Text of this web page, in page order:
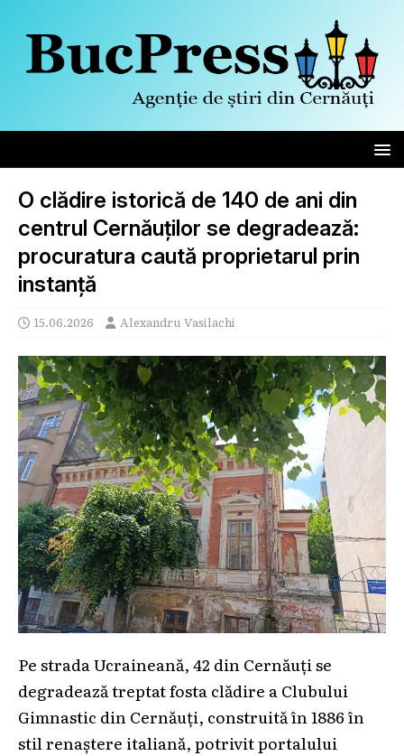
O clădire istorică de 140 de ani din
centrul Cernăuților se degradează:
procuratura caută proprietarul prin
instanță
15.06.2026 Alexandru Vasilachi
Pe strada Ucraineană, 42 din Cernăuți se
degradează treptat fosta clădire a Clubului
Gimnastic din Cernăuți, construită în 1886 în
stil renaștere italiană, potrivit portalului